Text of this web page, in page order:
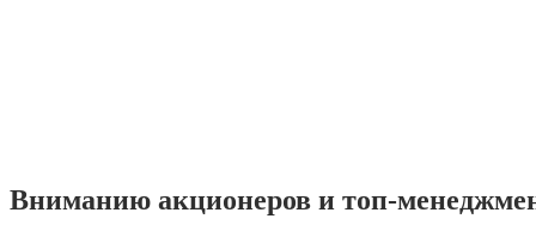
Вниманию акционеров и топ-